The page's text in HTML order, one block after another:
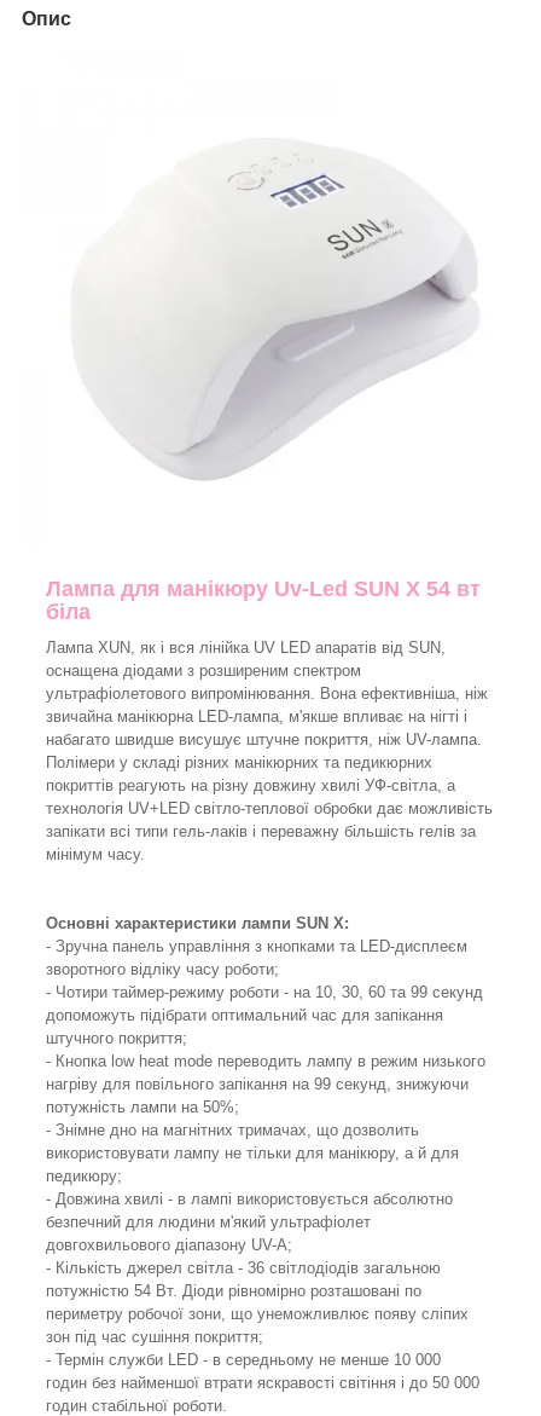
Опис
Лампа для манікюру Uv-Led SUN X 54 вт
біла
Лампа XUN, як і вся лінійка UV LED апаратів від SUN,
оснащена діодами з розширеним спектром
ультрафіолетового випромінювання. Вона ефективніша, ніж
звичайна манікюрна LED-лампа, м'якше впливає на нігті і
набагато швидше висушує штучне покриття, ніж UV-лампа.
Полімери у складі різних манікюрних та педикюрних
покриттів реагують на різну довжину хвилі УФ-світла, а
технологія UV+LED світло-теплової обробки дає можливість
запікати всі типи гель-лаків і переважну більшість гелів за
мінімум часу.
Основні характеристики лампи SUN X:
- Зручна панель управління з кнопками та LED-дисплеєм
зворотного відліку часу роботи;
- Чотири таймер-режиму роботи - на 10, 30, 60 та 99 секунд
допоможуть підібрати оптимальний час для запікання
штучного покриття;
- Кнопка low heat mode переводить лампу в режим низького
нагріву для повільного запікання на 99 секунд, знижуючи
потужність лампи на 50%;
- Знімне дно на магнітних тримачах, що дозволить
використовувати лампу не тільки для манікюру, а й для
педикюру;
- Довжина хвилі - в лампі використовується абсолютно
безпечний для людини м'який ультрафіолет
довгохвильового діапазону UV-A;
- Кількість джерел світла - 36 світлодіодів загальною
потужністю 54 Вт. Діоди рівномірно розташовані по
периметру робочої зони, що унеможливлює появу сліпих
зон під час сушіння покриття;
- Термін служби LED - в середньому не менше 10 000
годин без найменшої втрати яскравості світіння і до 50 000
годин стабільної роботи.